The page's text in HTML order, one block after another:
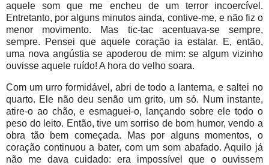
aquele som que me encheu de um terror incoercível.
Entretanto, por alguns minutos ainda, contive-me, e não fiz o
menor movimento. Mas tic-tac acentuava-se sempre,
sempre. Pensei que aquele coração ia estalar. E, então,
uma nova angústia se apoderou de mim: se algum vizinho
ouvisse aquele ruído! A hora do velho soara.
Com um urro formidável, abri de todo a lanterna, e saltei no
quarto. Ele não deu senão um grito, um só. Num instante,
atire-o ao chão, e esmaguei-o, lançando sobre ele todo o
peso do leito. Então, tive um sorriso de bom humor, vendo a
obra tão bem começada. Mas por alguns momentos, o
coração continuou a bater, com um som abafado. Aquilo já
não me dava cuidado: era impossível que o ouvissem